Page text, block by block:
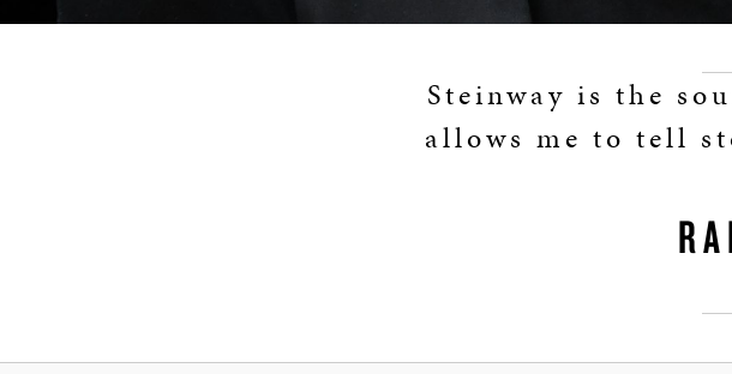
Steinway is the
allows me to tell